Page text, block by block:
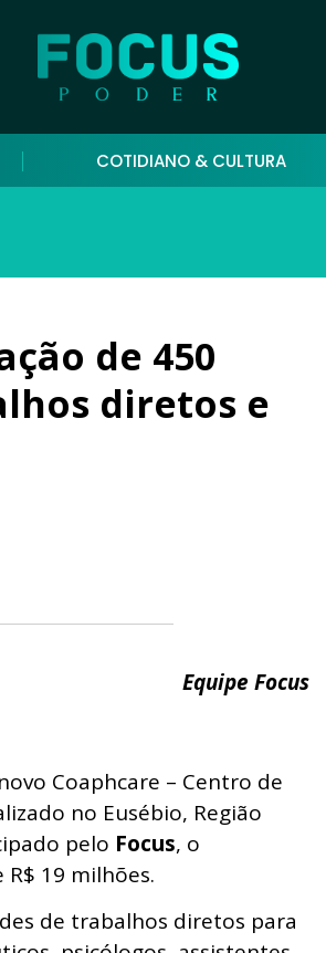
COTIDIANO & CULTURA
de 450
diretos e
Equipe Focus
Coaphcare – Centro de
no Eusébio, Região
pelo Focus, o
19 milhões.
de trabalhos diretos para